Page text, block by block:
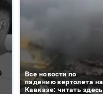
Все новости по
падению вертолета на
Кавказе: читать здесь